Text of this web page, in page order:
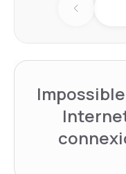
Previous